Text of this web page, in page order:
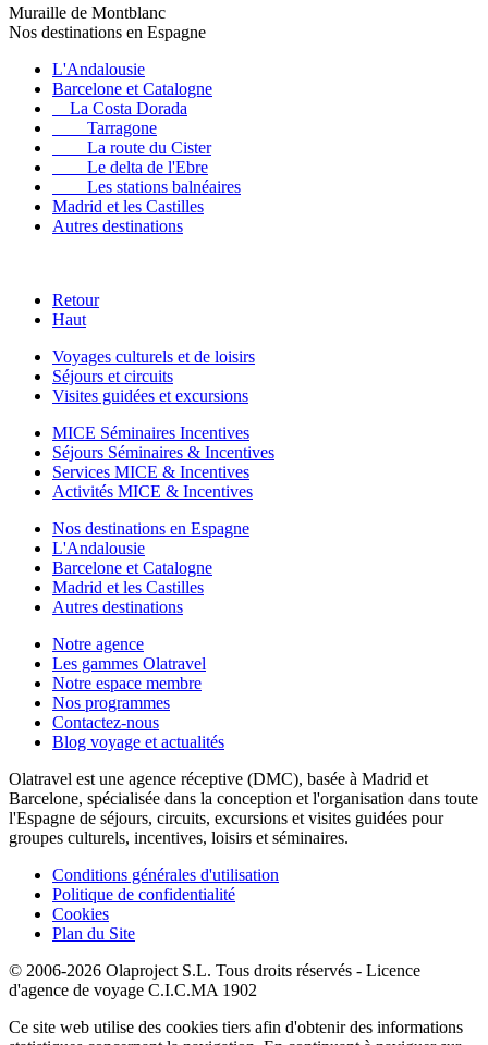
Muraille de Montblanc
Nos destinations en Espagne
L'Andalousie
Barcelone et Catalogne
La Costa Dorada
Tarragone
La route du Cister
Le delta de l'Ebre
Les stations balnéaires
Madrid et les Castilles
Autres destinations
Retour
Haut
Voyages culturels et de loisirs
Séjours et circuits
Visites guidées et excursions
MICE Séminaires Incentives
Séjours Séminaires & Incentives
Services MICE & Incentives
Activités MICE & Incentives
Nos destinations en Espagne
L'Andalousie
Barcelone et Catalogne
Madrid et les Castilles
Autres destinations
Notre agence
Les gammes Olatravel
Notre espace membre
Nos programmes
Contactez-nous
Blog voyage et actualités
Olatravel est une agence réceptive (DMC), basée à Madrid et
Barcelone, spécialisée dans la conception et l'organisation dans toute
l'Espagne de séjours, circuits, excursions et visites guidées pour
groupes culturels, incentives, loisirs et séminaires.
Conditions générales d'utilisation
Politique de confidentialité
Cookies
Plan du Site
© 2006-2026 Olaproject S.L. Tous droits réservés - Licence
d'agence de voyage C.I.C.MA 1902
Ce site web utilise des cookies tiers afin d'obtenir des informations